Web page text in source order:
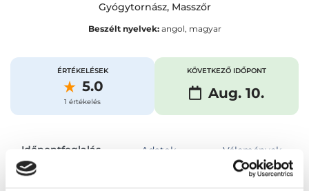
Gyógytornász, Masszőr
Beszélt nyelvek:angol, magyar
ÉRTÉKELÉSEK
5.0
1 értékelés
KÖVETKEZŐ IDŐPONT
Aug. 10.
Időpontfoglalás Adatok Vélemények